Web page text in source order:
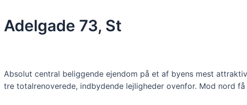
to
content
Adelgade 73, St
Absolut central beliggende ejendom på et af byens mest
tre totalrenoverede, indbydende lejligheder ovenfor. Mod nord